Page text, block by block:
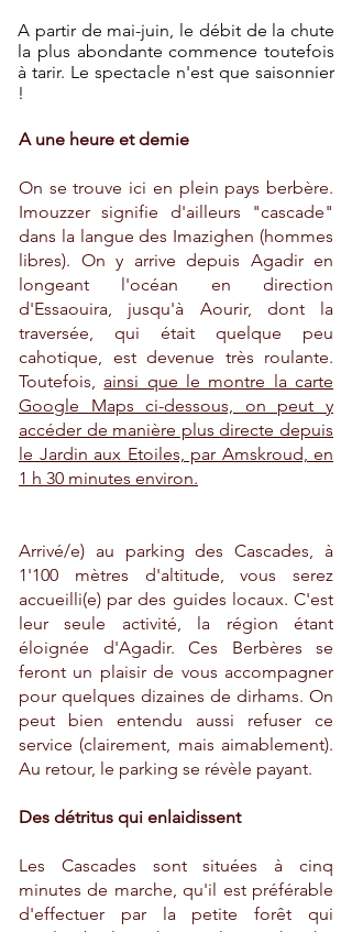
A partir de mai-juin, le débit de la chute
la plus abondante commence toutefois
à tarir. Le spectacle n'est que saisonnier
!
A une heure et demie
On se trouve ici en plein pays berbère.
Imouzzer signifie d'ailleurs "cascade"
dans la langue des Imazighen (hommes
libres). On y arrive depuis Agadir en
longeant l'océan en direction
d'Essaouira, jusqu'à Aourir, dont la
traversée, qui était quelque peu
cahotique, est devenue très roulante.
Toutefois, ainsi que le montre la carte
Google Maps ci-dessous, on peut y
accéder de manière plus directe depuis
le Jardin aux Etoiles, par Amskroud, en
1 h 30 minutes environ.
Arrivé/e) au parking des Cascades, à
1'100 mètres d'altitude, vous serez
accueilli(e) par des guides locaux. C'est
leur seule activité, la région étant
éloignée d'Agadir. Ces Berbères se
feront un plaisir de vous accompagner
pour quelques dizaines de dirhams. On
peut bien entendu aussi refuser ce
service (clairement, mais aimablement).
Au retour, le parking se révèle payant.
Des détritus qui enlaidissent
Les Cascades sont situées à cinq
minutes de marche, qu'il est préférable
d'effectuer par la petite forêt qui